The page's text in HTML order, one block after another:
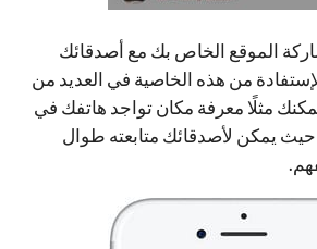
الموقع الخاص بك مع أصدقائك
من هذه الخاصية في العديد من
مثلًا معرفة مكان تواجد هاتفك في
يمكن لأصدقائك متابعته طوال